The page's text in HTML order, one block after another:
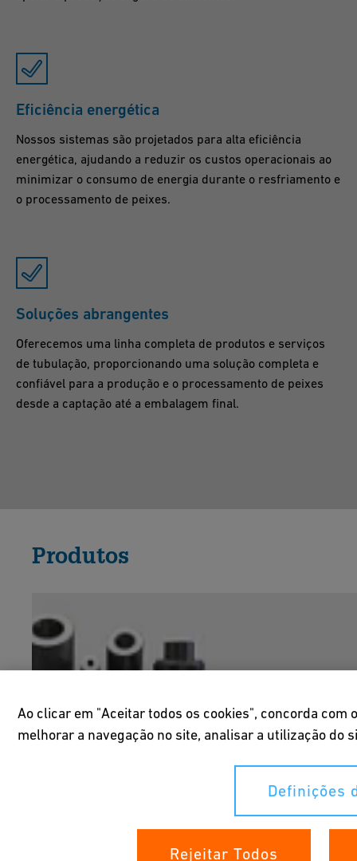
Eficiência energética
Nossos sistemas são projetados para alta eficiência
energética, ajudando a reduzir os custos operacionais ao
minimizar o consumo de energia durante o resfriamento e
o processamento de peixes.
Soluções abrangentes
Oferecemos uma linha completa de produtos e serviços
de tubulação, proporcionando uma solução completa e
confiável para a produção e o processamento de peixes
desde a captação até a embalagem final.
Produtos
Ao clicar em "Aceitar todos os cookies", concorda
melhorar a navegação no site, analisar a utilização do
Definições
Rejeitar Todos